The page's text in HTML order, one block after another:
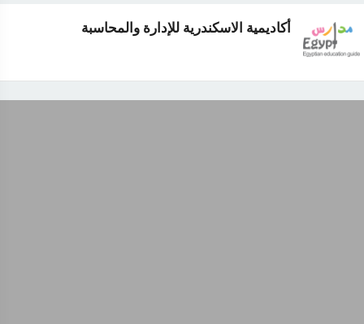
أكاديمية الاسكندرية للإدارة والمحاسبة